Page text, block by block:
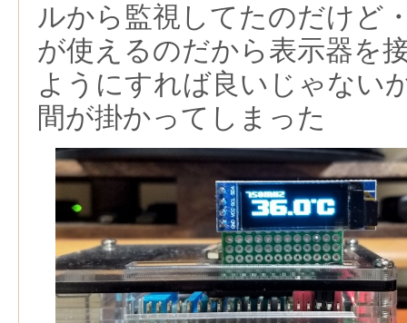
ルから監視してたのだけど
が使えるのだから表示器を
ようにすれば良いじゃない
間が掛かってしまった